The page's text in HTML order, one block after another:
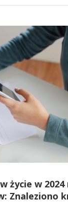
życie w
Znaleziono